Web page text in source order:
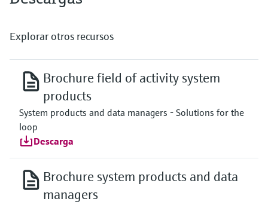
Explorar otros recursos
Brochure field of activity system
products
System products and data managers - Solutions for the
loop
Descarga
Brochure system products and data
managers